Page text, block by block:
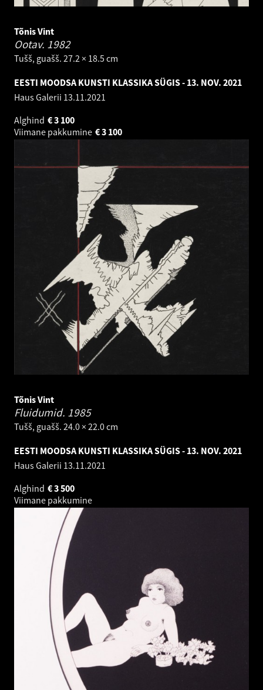
Tõnis Vint
Ootav. 1982
Tušš, guašš. 27.2 × 18.5 cm
EESTI MOODSA KUNSTI KLASSIKA SÜGIS - 13. NOV. 2021
Haus Galerii 13.11.2021
Alghind
3 100
€
Viimane pakkumine
3 100
€
Tõnis Vint
Fluidumid. 1985
Tušš, guašš. 24.0 × 22.0 cm
EESTI MOODSA KUNSTI KLASSIKA SÜGIS - 13. NOV. 2021
Haus Galerii 13.11.2021
Alghind
3 500
€
Viimane pakkumine